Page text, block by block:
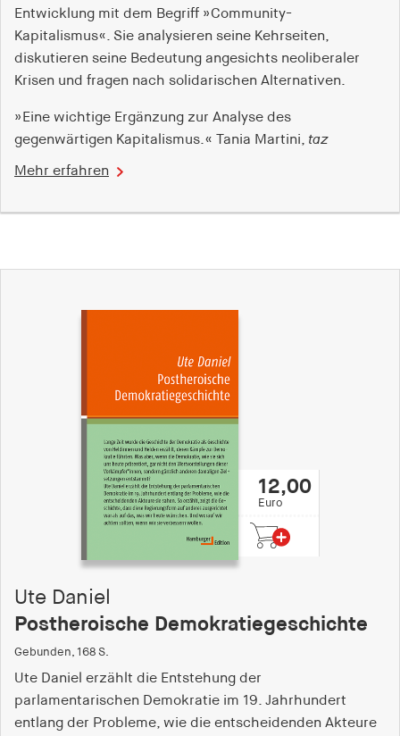
Entwicklung mit dem Begriff »Community-
Kapitalismus«. Sie analysieren seine Kehrseiten,
diskutieren seine Bedeutung angesichts neoliberaler
Krisen und fragen nach solidarischen Alternativen.
»Eine wichtige Ergänzung zur Analyse des
gegenwärtigen Kapitalismus.« Tania Martini, taz
Mehr erfahren
12,00
Euro
Ute Daniel
Postheroische Demokratiegeschichte
Gebunden, 168 S.
Ute Daniel erzählt die Entstehung der
parlamentarischen Demokratie im 19. Jahrhundert
entlang der Probleme, wie die entscheidenden Akteure